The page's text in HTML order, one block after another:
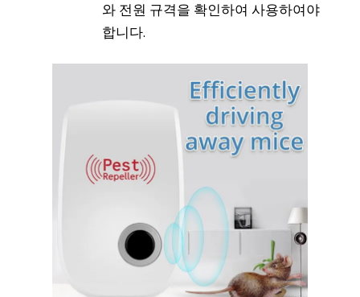
와 전원 규격을 확인하여 사용하여야
합니다.